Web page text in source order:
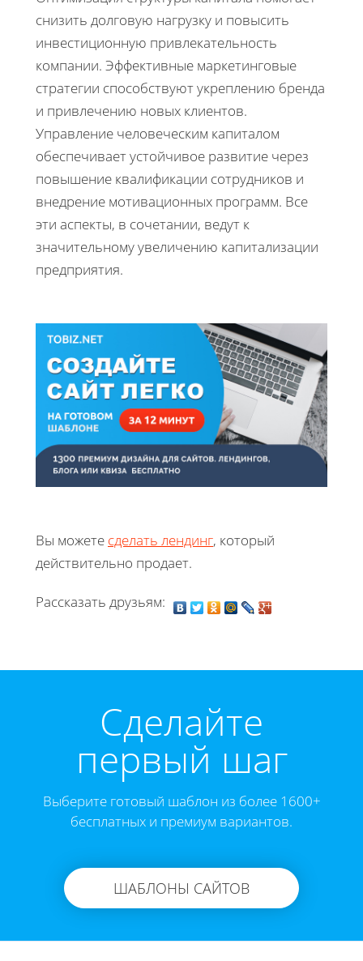
снизить долговую нагрузку и повысить
инвестиционную привлекательность
компании. Эффективные маркетинговые
стратегии способствуют укреплению бренда
и привлечению новых клиентов.
Управление человеческим капиталом
обеспечивает устойчивое развитие через
повышение квалификации сотрудников и
внедрение мотивационных программ. Все
эти аспекты, в сочетании, ведут к
значительному увеличению капитализации
предприятия.
Вы можете сделать лендинг, который
действительно продает.
Рассказать друзьям:
Cделайте
первый шаг
Выберите готовый шаблон из более 1600+
бесплатных и премиум вариантов.
ШАБЛОНЫ САЙТОВ